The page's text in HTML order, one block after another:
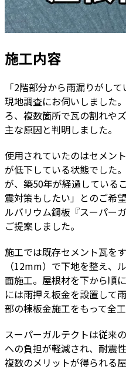
施工内容
「2階部分から雨漏りがし
現地調査にお伺いしました
ろ、複数箇所で瓦の割れや
主な原因と判明しました。
使用されていたのはセメン
が低下している状態でした
が、築50年が経過している
震対策もしたい」とのご希
ルバリウム鋼板『スーパー
ご提案しました。
施工では既存セメント瓦を
（12mm）で下地を整え、
面施工。屋根材を下から順
には雨押え板金を設置して
部の棟板金施工をもって全工
スーパーガルテクトは従来
への負担が軽減され、耐震
複数のメリットが得られる屋